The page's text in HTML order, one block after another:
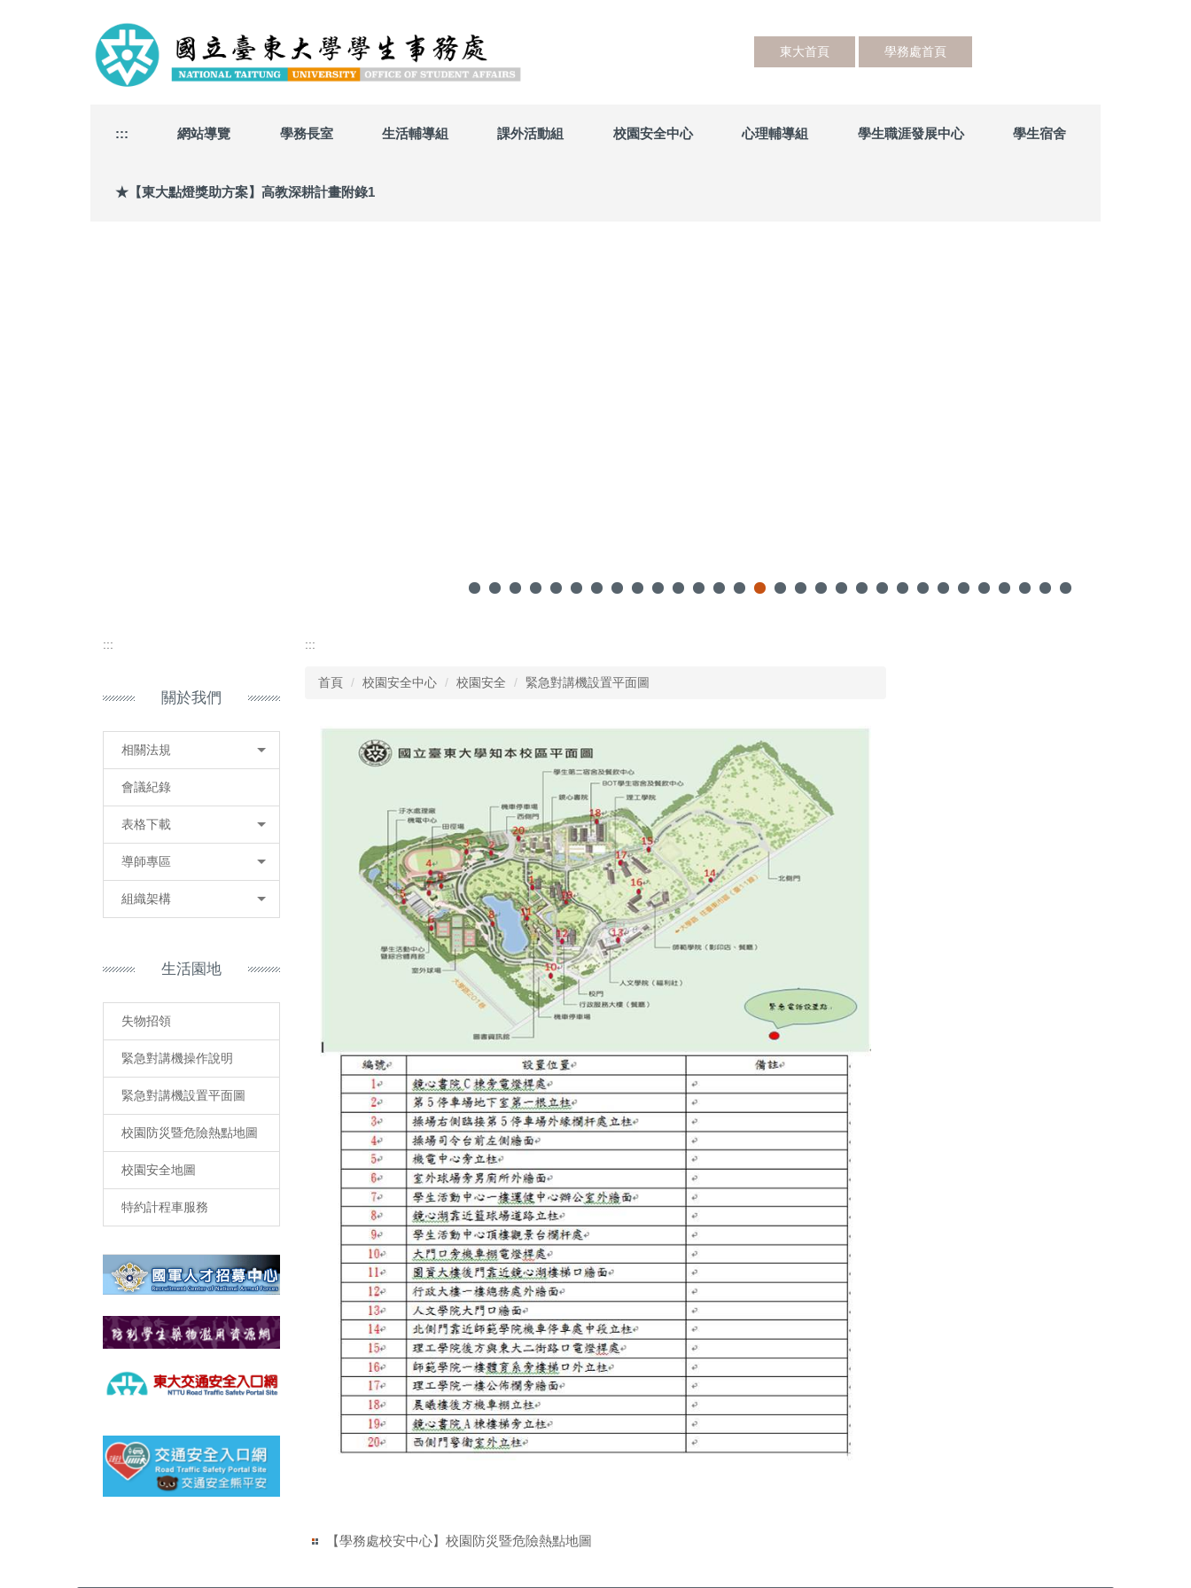
東大首頁 學務處首頁
::: 網站導覽 學務長室 生活輔導組 課外活動組 校園安全中心 心理輔導組 學生職涯發展中心 學生宿舍
★【東大點燈獎助方案】高教深耕計畫附錄1
:::
關於我們
相關法規
會議紀錄
表格下載
導師專區
組織架構
生活園地
失物招領
緊急對講機操作說明
緊急對講機設置平面圖
校園防災暨危險熱點地圖
校園安全地圖
特約計程車服務
:::
首頁 校園安全中心 校園安全 緊急對講機設置平面圖
【學務處校安中心】校園防災暨危險熱點地圖